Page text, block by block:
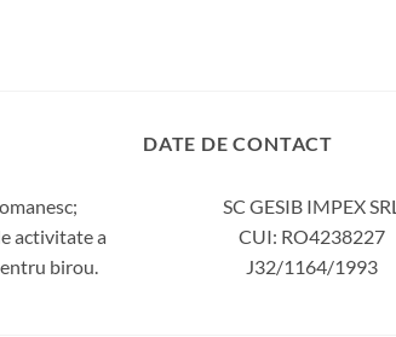
activitate a
birou.
DATE DE CONTACT
SC GESIB IMPEX SRL
CUI: RO4238227
J32/1164/1993